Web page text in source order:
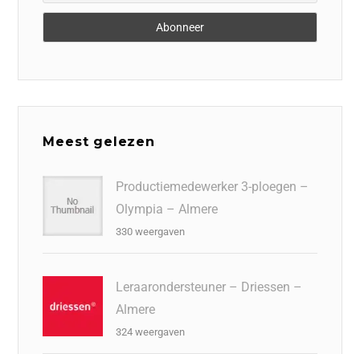
Meest gelezen
Productiemedewerker 3-ploegen –
Olympia – Almere
330 weergaven
Leraarondersteuner – Driessen –
Almere
324 weergaven